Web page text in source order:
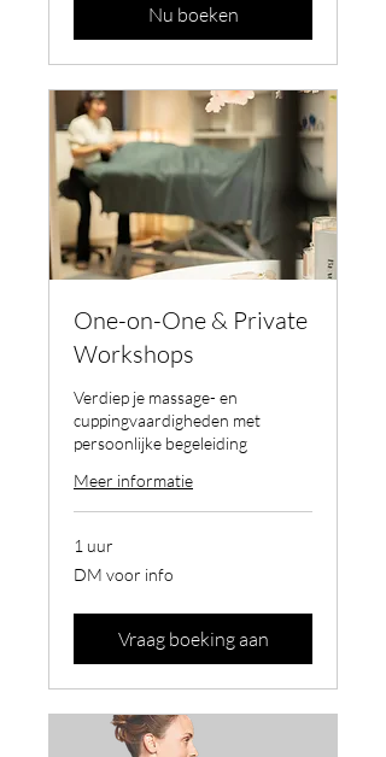
Nu boeken
One-on-One & Private
Workshops
Verdiep je massage- en
cuppingvaardigheden met
persoonlijke begeleiding
Meer informatie
1 uur
DM
voor
DM voor info
Vraag boeking aan